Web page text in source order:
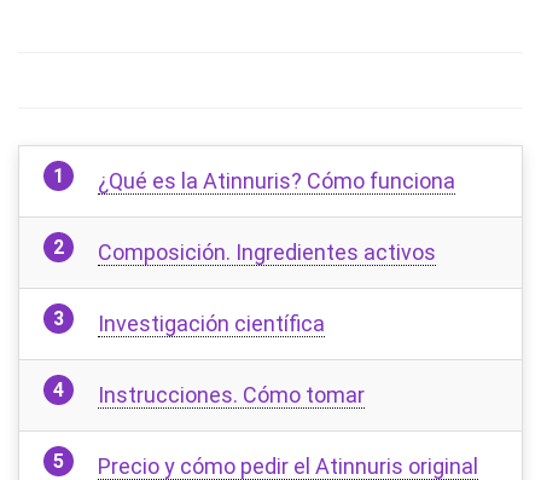
¿Qué es la Atinnuris? Cómo funciona
Composición. Ingredientes activos
Investigación científica
Instrucciones. Cómo tomar
Precio y cómo pedir el Atinnuris original